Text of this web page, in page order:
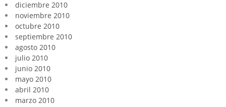
diciembre 2010
noviembre 2010
octubre 2010
septiembre 2010
agosto 2010
julio 2010
junio 2010
mayo 2010
abril 2010
marzo 2010